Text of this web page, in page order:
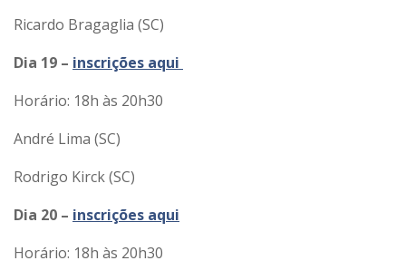
Ricardo Bragaglia (SC)
Dia 19 – inscrições aqui
Horário: 18h às 20h30
André Lima (SC)
Rodrigo Kirck (SC)
Dia 20 – inscrições aqui
Horário: 18h às 20h30